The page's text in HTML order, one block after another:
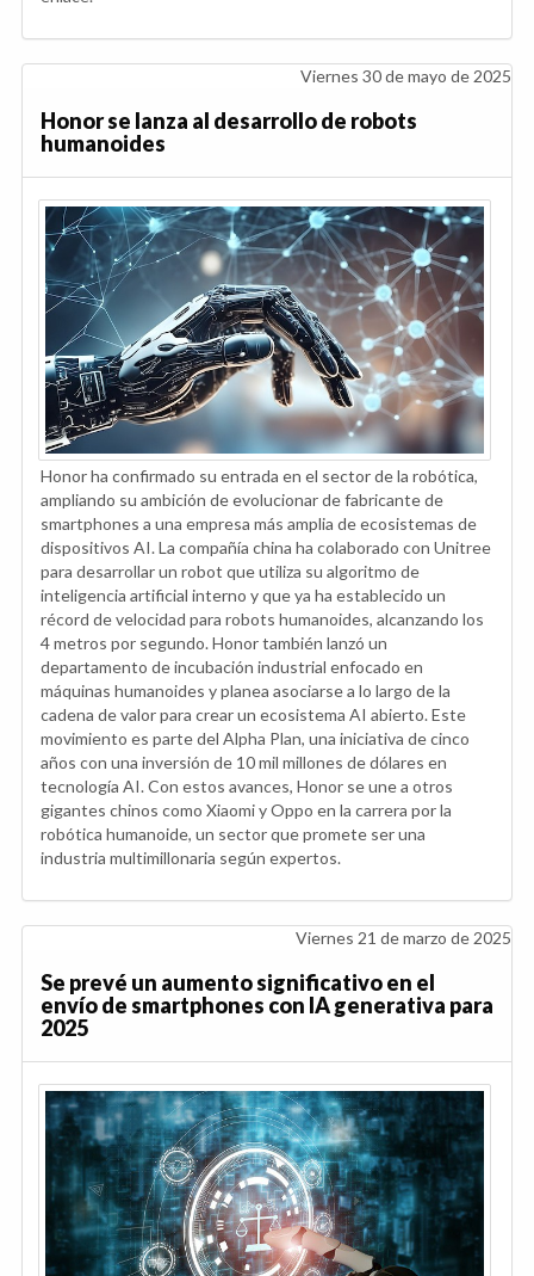
Viernes 30 de mayo de 2025
Honor se lanza al desarrollo de robots
humanoides
Honor ha confirmado su entrada en el sector de la robótica,
ampliando su ambición de evolucionar de fabricante de
smartphones a una empresa más amplia de ecosistemas de
dispositivos AI. La compañía china ha colaborado con Unitree
para desarrollar un robot que utiliza su algoritmo de
inteligencia artificial interno y que ya ha establecido un
récord de velocidad para robots humanoides, alcanzando los
4 metros por segundo. Honor también lanzó un
departamento de incubación industrial enfocado en
máquinas humanoides y planea asociarse a lo largo de la
cadena de valor para crear un ecosistema AI abierto. Este
movimiento es parte del Alpha Plan, una iniciativa de cinco
años con una inversión de 10 mil millones de dólares en
tecnología AI. Con estos avances, Honor se une a otros
gigantes chinos como Xiaomi y Oppo en la carrera por la
robótica humanoide, un sector que promete ser una
industria multimillonaria según expertos.
Viernes 21 de marzo de 2025
Se prevé un aumento significativo en el
envío de smartphones con IA generativa para
2025